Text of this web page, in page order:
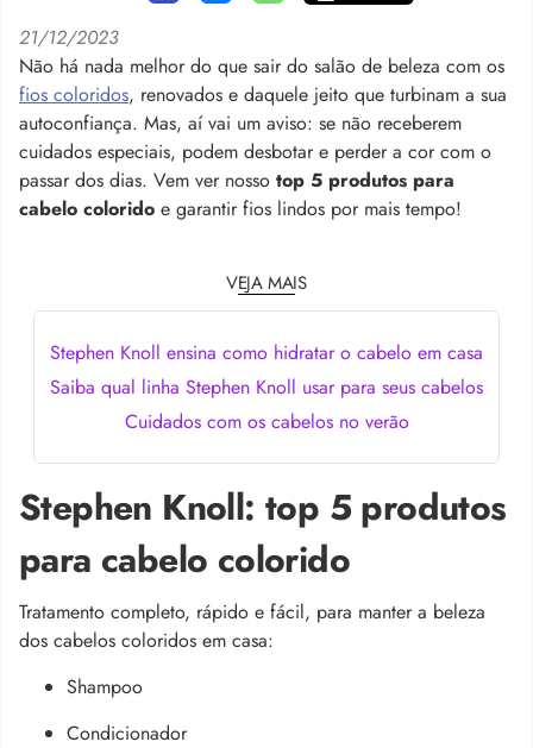
21/12/2023
Não há nada melhor do que sair do salão de beleza com os
fios coloridos, renovados e daquele jeito que turbinam a sua
autoconfiança. Mas, aí vai um aviso: se não receberem
cuidados especiais, podem desbotar e perder a cor com o
passar dos dias. Vem ver nosso top 5 produtos para
cabelo colorido e garantir fios lindos por mais tempo!
VEJA MAIS
Stephen Knoll ensina como hidratar o cabelo em casa
Saiba qual linha Stephen Knoll usar para seus cabelos
Cuidados com os cabelos no verão
Stephen Knoll: top 5 produtos
para cabelo colorido
Tratamento completo, rápido e fácil, para manter a beleza
dos cabelos coloridos em casa:
Shampoo
Condicionador